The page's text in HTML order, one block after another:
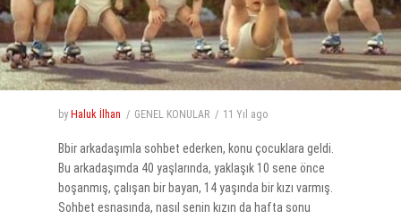
by Haluk İlhan GENEL KONULAR 11 Yıl ago
Bbir arkadaşımla sohbet ederken, konu çocuklara geldi.
Bu arkadaşımda 40 yaşlarında, yaklaşık 10 sene önce
boşanmış, çalışan bir bayan, 14 yaşında bir kızı varmış.
Sohbet esnasında, nasıl senin kızın da hafta sonu